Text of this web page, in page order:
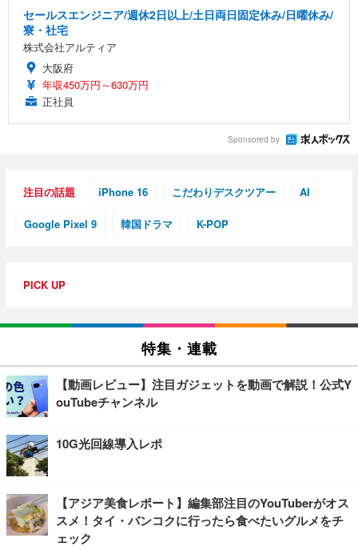
セールスエンジニア/週休2日以上/土日両日固定休み/日曜休み/
寮・社宅
株式会社アルティア
大阪府
年収450万円～630万円
正社員
Sponsored by
注目の話題 iPhone 16 こだわりデスクツアー AI
Google Pixel 9 韓国ドラマ K-POP
PICK UP
特集・連載
【動画レビュー】注目ガジェットを動画で解説！公式Y
ouTubeチャンネル
10G光回線導入レポ
【アジア美食レポート】編集部注目のYouTuberがオス
スメ！タイ・バンコクに行ったら食べたいグルメをチ
ェック